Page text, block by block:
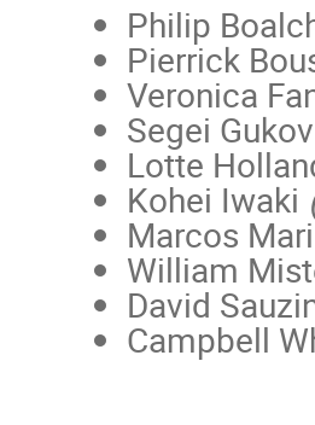
Philip
Pierrick
Veronica
Segei
Lotte
Kohei Iwaki
Marcos
William
David
Campbell